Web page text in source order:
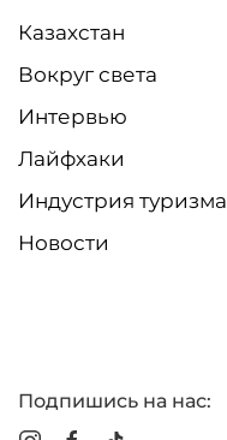
Казахстан
Вокруг света
Интервью
Лайфхаки
Индустрия туризма
Новости
Подпишись на нас: